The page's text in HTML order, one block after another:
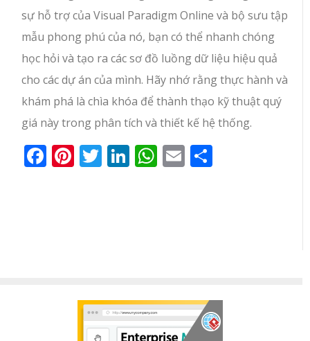
sự hỗ trợ của Visual Paradigm Online và bộ sưu tập
mẫu phong phú của nó, bạn có thể nhanh chóng
học hỏi và tạo ra các sơ đồ luồng dữ liệu hiệu quả
cho các dự án của mình. Hãy nhớ rằng thực hành và
khám phá là chìa khóa để thành thạo kỹ thuật quý
giá này trong phân tích và thiết kế hệ thống.
Facebook
Pinterest
Twitter
LinkedIn
WhatsApp
Email